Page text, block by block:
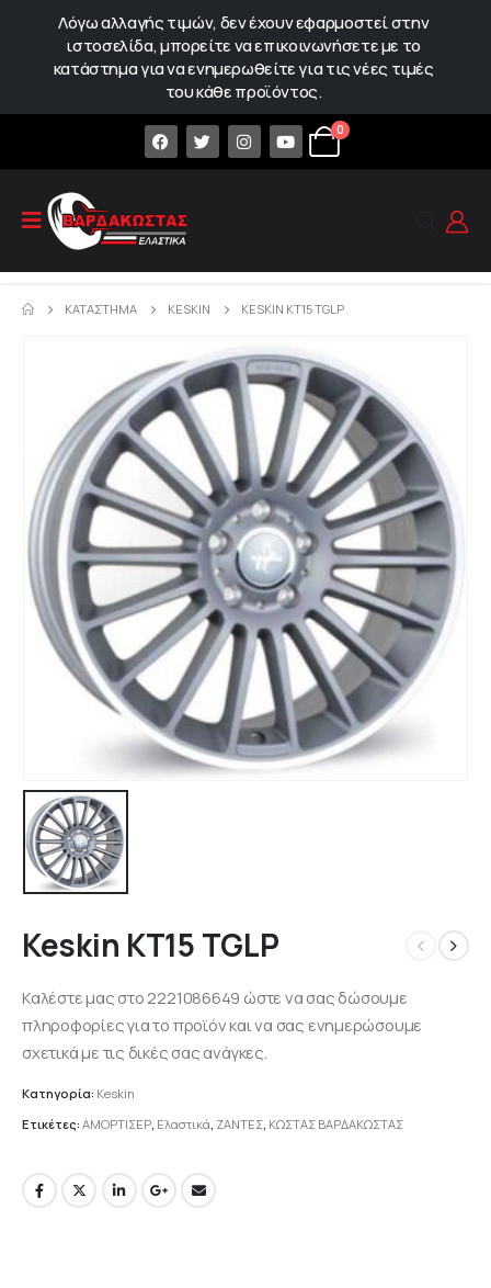
Λόγω αλλαγής τιμών, δεν έχουν εφαρμοστεί στην
ιστοσελίδα, μπορείτε να επικοινωνήσετε με το
κατάστημα για να ενημερωθείτε για τις νέες τιμές
του κάθε προϊόντος.
0
ΚΑΤΆΣΤΗΜΑ KESKIN KESKIN KT15 TGLP
Keskin KT15 TGLP
Καλέστε μας στο 2221086649 ώστε να σας δώσουμε
πληροφορίες για το προϊόν και να σας ενημερώσουμε
σχετικά με τις δικές σας ανάγκες.
Κατηγορία: Keskin
Ετικέτες: ΑΜΟΡΤΙΣΕΡ Ελαστικά ΖΑΝΤΕΣ ΚΩΣΤΑΣ ΒΑΡΔΑΚΩΣΤΑΣ